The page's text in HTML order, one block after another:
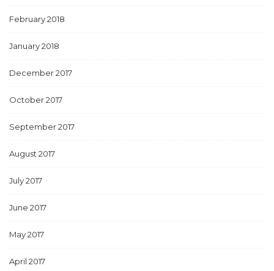
February 2018
January 2018
December 2017
October 2017
September 2017
August 2017
July 2017
June 2017
May 2017
April 2017